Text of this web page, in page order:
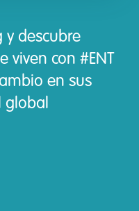
descubre
viven con #ENT
en sus
global